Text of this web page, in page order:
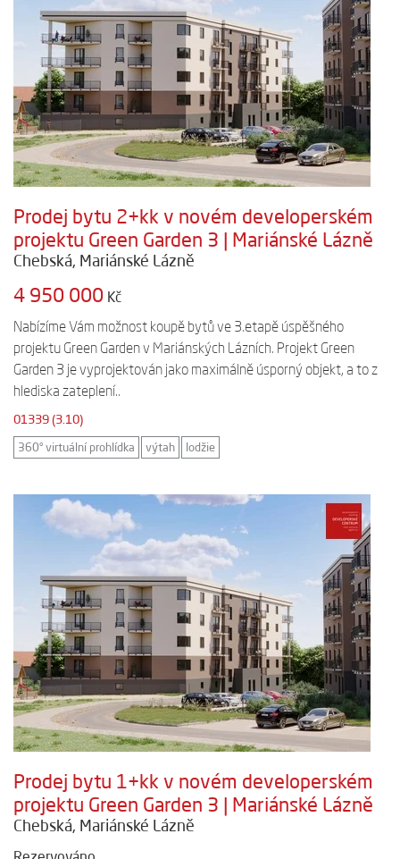
Prodej bytu 2+kk v novém developerském
projektu Green Garden 3 | Mariánské Lázně
Chebská, Mariánské Lázně
4 950 000 Kč
Nabízíme Vám možnost koupě bytů ve 3.etapě úspěšného
projektu Green Garden v Mariánských Lázních. Projekt Green
Garden 3 je vyprojektován jako maximálně úsporný objekt, a to z
hlediska zateplení..
01339 (3.10)
360° virtuální prohlídka výtah lodžie
Prodej bytu 1+kk v novém developerském
projektu Green Garden 3 | Mariánské Lázně
Chebská, Mariánské Lázně